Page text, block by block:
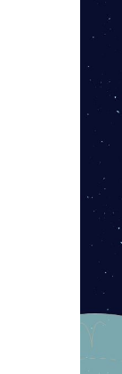
ABR
15